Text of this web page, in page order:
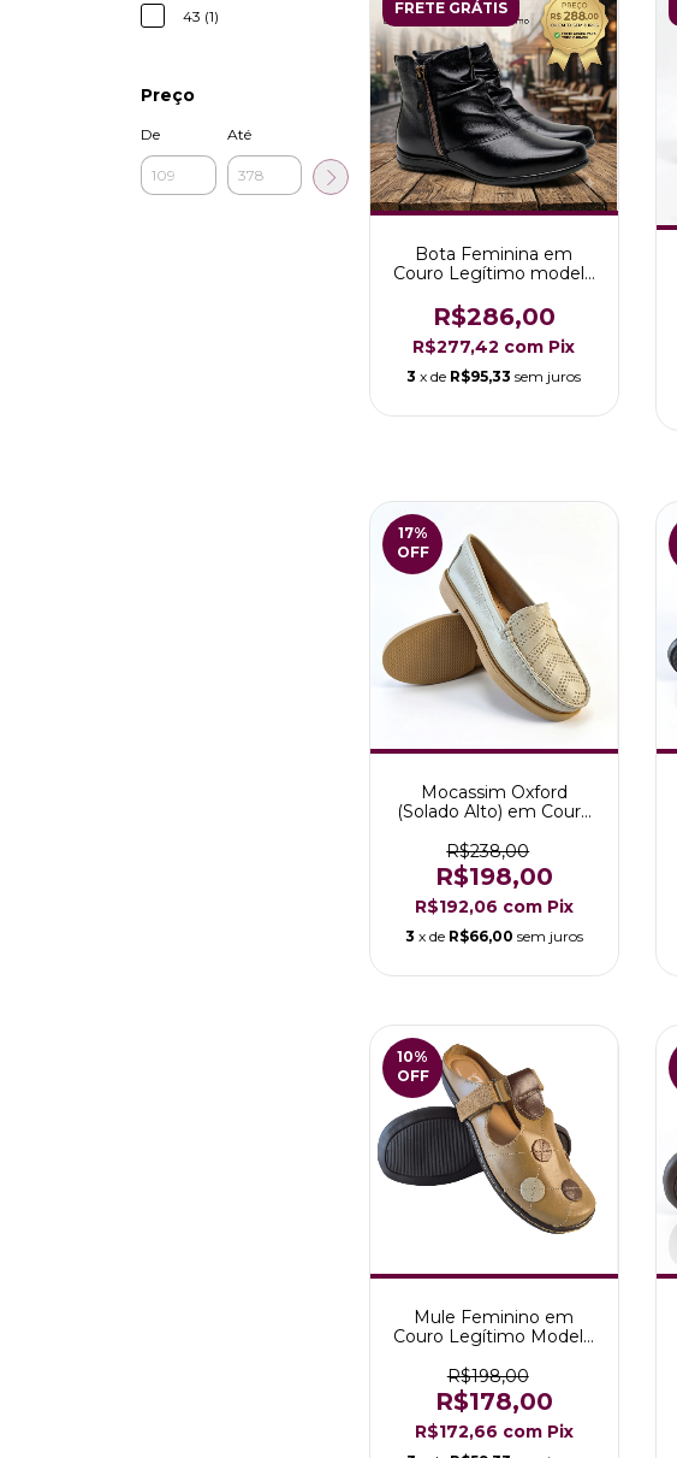
43 (1)
Preço
De Até
FRETE GRÁTIS
Bota Feminina em
Couro Legítimo modelo
R$286,00
R$277,42 com Pix
3 x de R$95,33 sem juros
17%
OFF
Mocassim Oxford
(Solado Alto) em Couro
Off-White
R$238,00
R$198,00
R$192,06 com Pix
3 x de R$66,00 sem juros
10%
OFF
Mule Feminino em
Couro Legítimo Modelo
R$198,00
R$178,00
R$172,66 com Pix